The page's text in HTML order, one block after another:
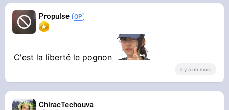
Propulse
C'est la liberté le pognon
il y a un mois
ChiracTechouva